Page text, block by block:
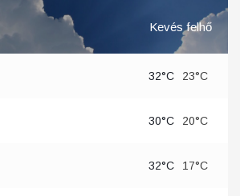
Kevés felhő
32°C 23°C
30°C 20°C
32°C 17°C